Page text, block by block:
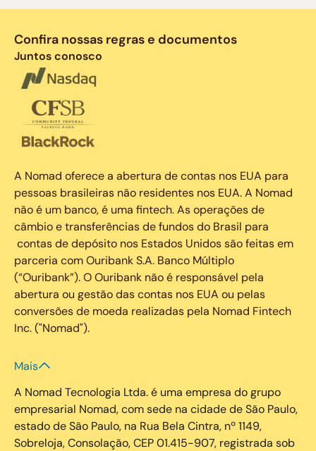
Confira nossas regras e documentos
Juntos conosco
A Nomad oferece a abertura de contas nos EUA para
pessoas brasileiras não residentes nos EUA. A Nomad
não é um banco, é uma fintech. As operações de
câmbio e transferências de fundos do Brasil para
contas de depósito nos Estados Unidos são feitas em
parceria com Ouribank S.A. Banco Múltiplo
(“Ouribank”). O Ouribank não é responsável pela
abertura ou gestão das contas nos EUA ou pelas
conversões de moeda realizadas pela Nomad Fintech
Inc. ("Nomad").
Mais
A Nomad Tecnologia Ltda. é uma empresa do grupo
empresarial Nomad, com sede na cidade de São Paulo,
estado de São Paulo, na Rua Bela Cintra, nº 1149,
Sobreloja, Consolação, CEP 01.415-907, registrada sob